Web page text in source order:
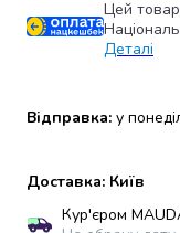
набори
алкоголю
напої
Цей
Деталі
Відправка: у
Доставка: Київ
Кур'єром